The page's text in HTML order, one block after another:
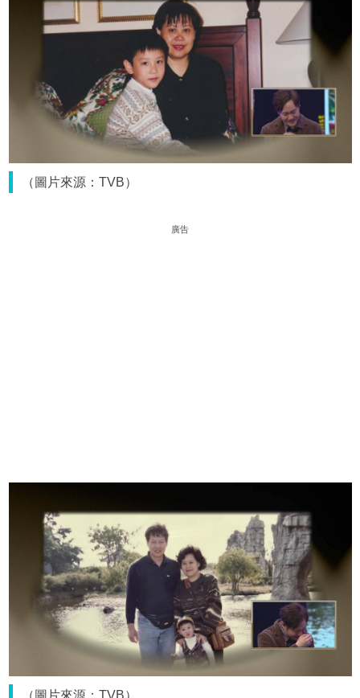
（圖片來源：TVB）
廣告
（圖片來源：TVB）